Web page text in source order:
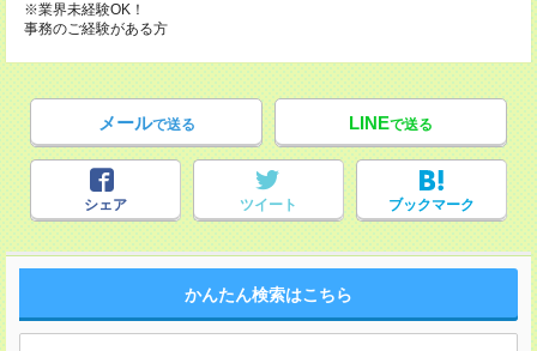
※業界未経験OK！
事務のご経験がある方
メールで送る LINEで送る
シェア ツイート ブックマーク
かんたん検索はこちら